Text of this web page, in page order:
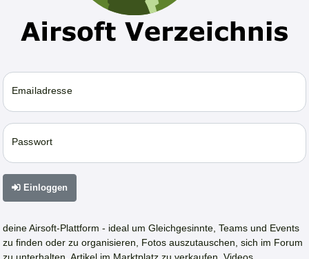
Emailadresse
Passwort
Einloggen
deine Airsoft-Plattform - ideal um Gleichgesinnte, Teams und Events
zu finden oder zu organisieren, Fotos auszutauschen, sich im Forum